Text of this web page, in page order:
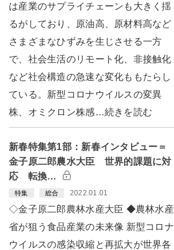
は産業のサプライチェーンも大きく揺
るがしており、原油高、原材料高など
さまざまなひずみを生じさせる一方
で、社会生活のリモート化、非接触化
など社会構造の急速な変化ももたらし
ている。新型コロナウイルスの変異
株、オミクロン株感…続きを読む
新春特集第1部：新春インタビュー＝
金子原二郎農水大臣 世界的課題に対
応 転換…
特集 総合 2022.01.01
◇金子原二郎農林水産大臣 ◆農林水産
省が狙う食品産業の未来像 新型コロナ
ウイルスの感染収縮と再拡大が世界各